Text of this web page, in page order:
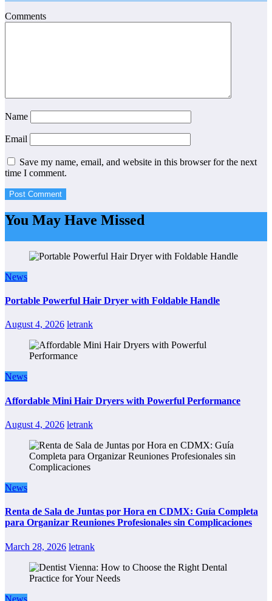
Comments
Name
Email
Save my name, email, and website in this browser for the next
time I comment.
You May Have Missed
News
Portable Powerful Hair Dryer with Foldable Handle
August 4, 2026 letrank
News
Affordable Mini Hair Dryers with Powerful Performance
August 4, 2026 letrank
News
Renta de Sala de Juntas por Hora en CDMX: Guía Completa
para Organizar Reuniones Profesionales sin Complicaciones
March 28, 2026 letrank
News